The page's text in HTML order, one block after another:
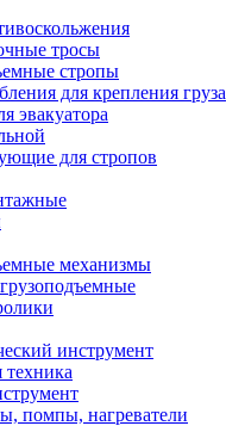
тросы
стропы
для крепления груза
эвакуатора
для стропов
механизмы
инструмент
техника
помпы, нагреватели